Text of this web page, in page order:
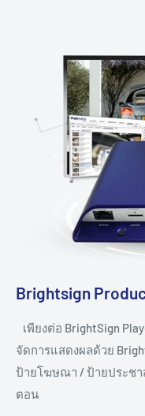
Brightsign
เพียงต่อ BrightSign
จัดการแสดงผลด้วย
ป้ายโฆษณา / ป้ายประชา
ตอน